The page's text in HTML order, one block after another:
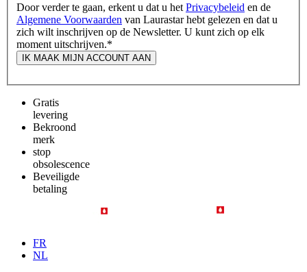
Door verder te gaan, erkent u dat u het Privacybeleid en de
Algemene Voorwaarden van Laurastar hebt gelezen en dat u
zich wilt inschrijven op de Newsletter. U kunt zich op elk
moment uitschrijven.*
IK MAAK MIJN ACCOUNT AAN
Gratis
levering
Bekroond
merk
stop
obsolescence
Beveiligde
betaling
FR
NL